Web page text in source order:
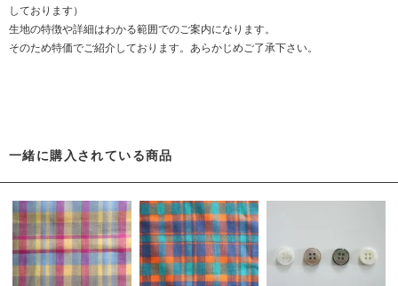
しております）
生地の特徴や詳細はわかる範囲でのご案内になります。
そのため特価でご紹介しております。あらかじめご了承下さい。
一緒に購入されている商品